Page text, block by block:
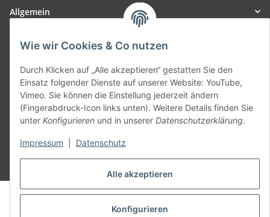
Alle akzeptieren
Konfigurieren
Wie wir Cookies & Co nutzen
Durch Klicken auf „Alle akzeptieren“ gestatten Sie den
Einsatz folgender Dienste auf unserer Website: YouTube,
Vimeo. Sie können die Einstellung jederzeit ändern
(Fingerabdruck-Icon links unten). Weitere Details finden Sie
unter Konfigurieren und in unserer Datenschutzerklärung.
Impressum Datenschutz
Allgemein
Teil unseres Netzwerks:
Vertrag widerrufen
© voltmaster.de
Powered byJTL-Shop